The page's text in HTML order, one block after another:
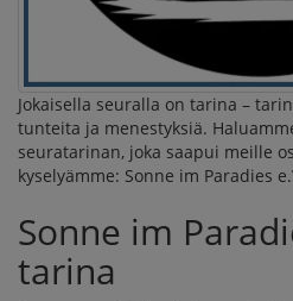
Jokaisella seuralla on tarina –
tunteita ja menestyksiä.
seuratarinan, joka saapui meille
kyselyämme: Sonne im Paradies
Sonne im
tarina